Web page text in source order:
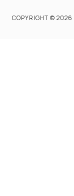
COPYRIGHT © 2026